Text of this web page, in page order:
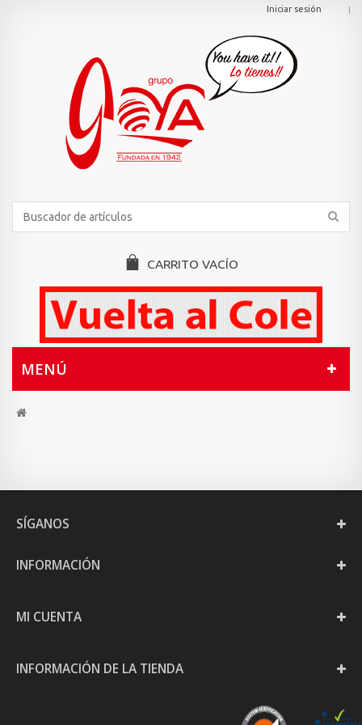
Iniciar sesión
CARRITO VACÍO
MENÚ
SÍGANOS
INFORMACIÓN
MI CUENTA
INFORMACIÓN DE LA TIENDA